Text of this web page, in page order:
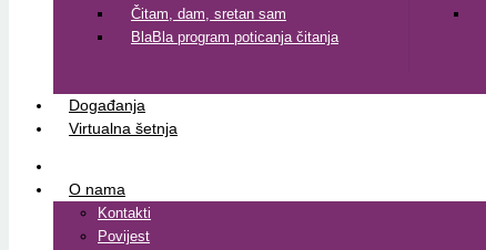
Čitam, dam, sretan sam
BlaBla program poticanja čitanja
Događanja
Virtualna šetnja
O nama
Kontakti
Povijest